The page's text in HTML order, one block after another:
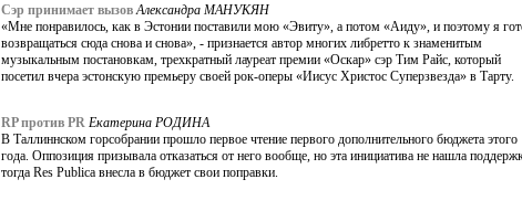
Сэр принимает вызов Александра МАНУКЯН
«Мне понравилось, как в Эстонии поставили мою «Эвиту», а потом «Аиду», и поэтому я
возвращаться сюда снова и снова», - признается автор многих либретто к знаменитым
музыкальным постановкам, трехкратный лауреат премии «Оскар» сэр Тим Райс, который
посетил вчера эстонскую премьеру своей рок-оперы «Иисус Христос Суперзвезда» в Тарту.
RP против PR Екатерина РОДИНА
В Таллиннском горсобрании прошло первое чтение первого дополнительного бюджета этого
года. Оппозиция призывала отказаться от него вообще, но эта инициатива не нашла
тогда Res Publica внесла в бюджет свои поправки.